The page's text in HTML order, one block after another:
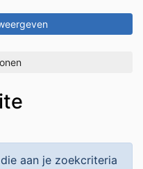
aan je zoekcriteria